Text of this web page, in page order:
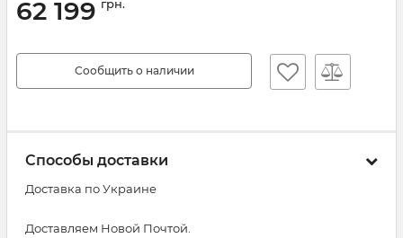
62 199 грн.
Сообщить о наличии
Способы доставки
Доставка по Украине
Доставляем Новой Почтой.